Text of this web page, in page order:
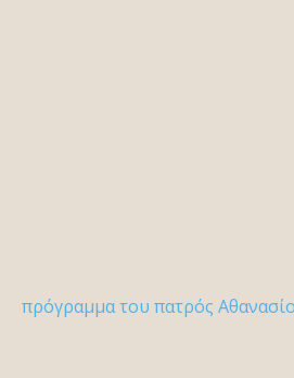
πρόγραμμα του πατρός